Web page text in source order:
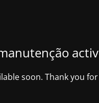
soon. Thank you